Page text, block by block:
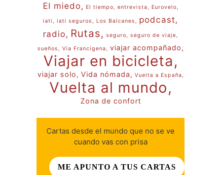
El miedo El tiempo entrevista Eurovelo
iati iati seguros Los Balcanes
podcast
radio Rutas seguro seguro de viaje
sueños Via Francigena viajar acompañado
Viajar en bicicleta
viajar solo Vida nómada Vuelta a España
Vuelta al mundo
Zona de confort
Cartas desde el mundo que no se ve
cuando vas con prisa
ME APUNTO A TUS CARTAS